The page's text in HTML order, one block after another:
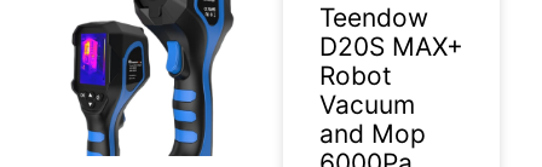
Teendow
D20S MAX+
Robot
Vacuum
and Mop